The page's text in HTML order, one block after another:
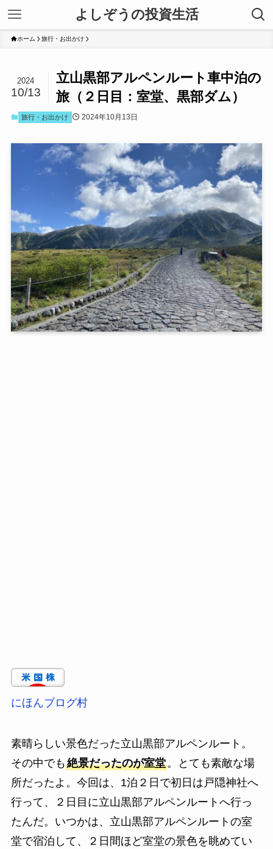
よしぞうの投資生活
ホーム 旅行・お出かけ
立山黒部アルペンルート車中泊の
旅（２日目：室堂、黒部ダム）
2024
10/13
旅行・お出かけ 2024年10月13日
にほんブログ村
素晴らしい景色だった立山黒部アルペンルート。
その中でも絶景だったのが室堂。とても素敵な場
所だったよ。今回は、1泊２日で初日は戸隠神社へ
行って、２日目に立山黒部アルペンルートへ行っ
たんだ。いつかは、立山黒部アルペンルートの室
堂で宿泊して、２日間ほど室堂の景色を眺めてい